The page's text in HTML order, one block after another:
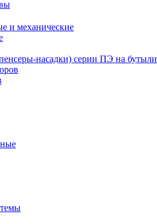
и механические
насадки) серии ПЭ на бутыли